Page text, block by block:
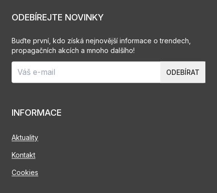
INFORMACE
Aktuality
Kontakt
Cookies
ODEBÍREJTE NOVINKY
Buďte první, kdo získá nejnovější informace o trendech,
propagačních akcích a mnoho dalšího!
ODEBÍRAT